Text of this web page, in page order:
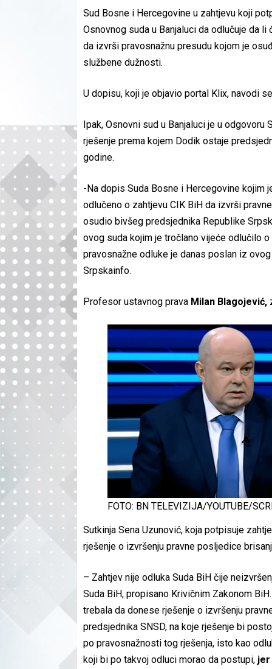
Sud Bosne i Hercegovine u zahtjevu koji
Osnovnog suda u Banjaluci da odlučuje da
da izvrši pravosnažnu presudu kojom je
službene dužnosti.
U dopisu, koji je objavio portal Klix, navodi
Ipak, Osnovni sud u Banjaluci je u odgovoru
rješenje prema kojem Dodik ostaje
godine.
-Na dopis Suda Bosne i Hercegovine kojim
odlučeno o zahtjevu CIK BiH da izvrši
osudio bivšeg predsjednika Republike
ovog suda kojim je tročlano vijeće odlučilo
pravosnažne odluke je danas poslan iz
Srpskainfo.
Profesor ustavnog prava Milan Blagojević,
FOTO: BN TELEVIZIJA/YOUTUBE/
Sutkinja Sena Uzunović, koja potpisuje
rješenje o izvršenju pravne posljedice
– Zahtjev nije odluka Suda BiH čije
Suda BiH, propisano Krivičnim Zakonom
trebala da donese rješenje o izvršenju
predsjednika SNSD, na koje rješenje bi
po pravosnažnosti tog rješenja, isto kao
koji bi po takvoj odluci morao da postupi, jer